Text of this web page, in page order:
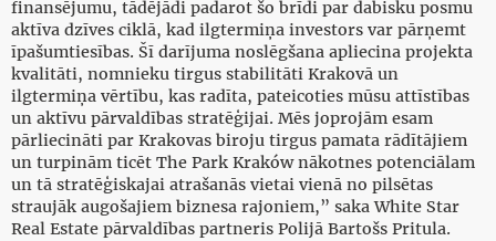
finansējumu, tādējādi padarot šo brīdi par dabisku posmu
aktīva dzīves ciklā, kad ilgtermiņa investors var pārņemt
īpašumtiesības. Šī darījuma noslēgšana apliecina projekta
kvalitāti, nomnieku tirgus stabilitāti Krakovā un
ilgtermiņa vērtību, kas radīta, pateicoties mūsu attīstības
un aktīvu pārvaldības stratēģijai. Mēs joprojām esam
pārliecināti par Krakovas biroju tirgus pamata rādītājiem
un turpinām ticēt The Park Kraków nākotnes potenciālam
un tā stratēģiskajai atrašanās vietai vienā no pilsētas
straujāk augošajiem biznesa rajoniem,” saka White Star
Real Estate pārvaldības partneris Polijā Bartošs Pritula.